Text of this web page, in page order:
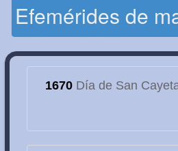
Efemérides de
1670 Día de San